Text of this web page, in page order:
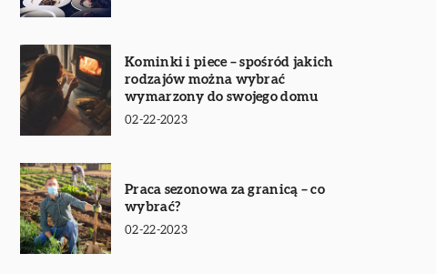
Kominki i piece – spośród jakich
rodzajów można wybrać
wymarzony do swojego domu
02-22-2023
Praca sezonowa za granicą – co
wybrać?
02-22-2023